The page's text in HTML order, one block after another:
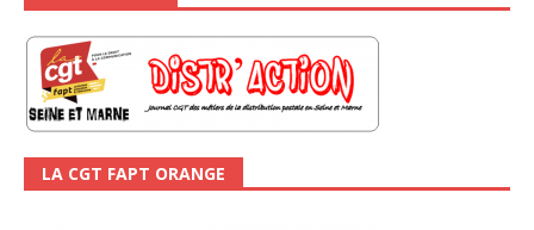
LA CGT FAPT ORANGE